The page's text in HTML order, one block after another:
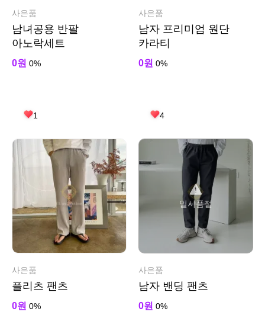
사은품
남녀공용 반팔
아노락세트
0원 0%
1
사은품
남자 프리미엄 원단
카라티
0원 0%
4
사은품
플리츠 팬츠
0원 0%
일시품절
사은품
남자 밴딩 팬츠
0원 0%